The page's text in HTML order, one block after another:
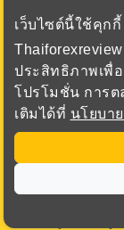
เว็บไซต์นี้ใช้คุกกี้
ประสิทธิภาพเพื่
โปรโมชั่น การต
เติมได้ที่ นโยบา
Beginner
Investing
ติดตามเรา
เกี่ยวกับเรา
About